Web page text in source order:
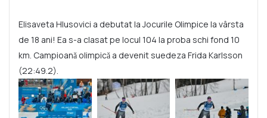
Elisaveta Hlusovici a debutat la Jocurile Olimpice la vârsta
de 18 ani! Ea s-a clasat pe locul 104 la proba schi fond 10
km. Campioanǎ olimpicǎ a devenit suedeza Frida Karlsson
(22:49.2).